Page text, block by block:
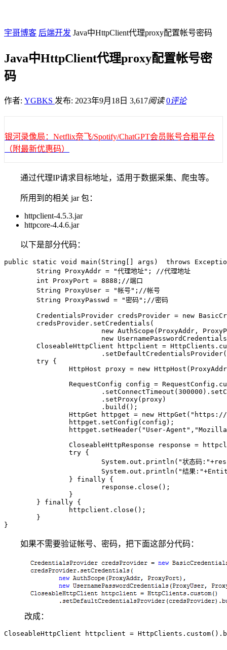
宇哥博客 后端开发 Java中HttpClient代理proxy配置帐号密码
Java中HttpClient代理proxy配置帐号密
码
作者: YGBKS 发布: 2023年9月18日 3,617阅读 0评论
银河录像局：Netflix奈飞/Spotify/ChatGPT会员账号合租平台
（附最新优惠码）
通过代理IP请求目标地址，适用于数据采集、爬虫等。
所用到的相关 jar 包：
httpclient-4.5.3.jar
httpcore-4.4.6.jar
以下是部分代码：
public static void main(String[] args)  throws
}
如果不需要验证帐号、密码，把下面这部分代码：
改成：
CloseableHttpClient httpclient =